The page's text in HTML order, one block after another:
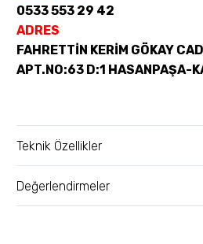
0533 553 29 42
ADRES
FAHRETTİN KERİM GÖKAY
APT.NO:63 D:1 HASANPAŞA-
Teknik Özellikler
Değerlendirmeler